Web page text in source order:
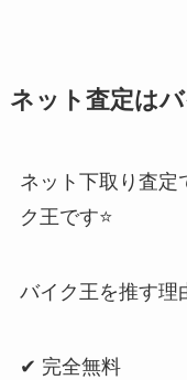
ネット査定は
ネット下取り査定
ク王です⭐️
バイク王を推す理
✔ 完全無料